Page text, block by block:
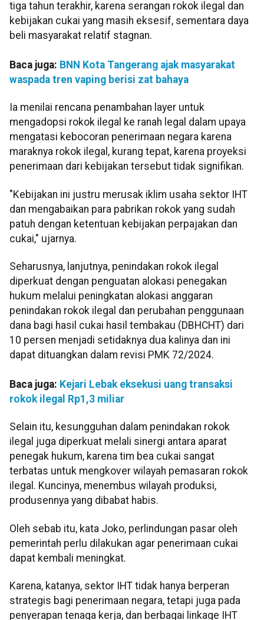
tiga tahun terakhir, karena serangan rokok ilegal dan
kebijakan cukai yang masih eksesif, sementara daya
beli masyarakat relatif stagnan.
Baca juga: BNN Kota Tangerang ajak masyarakat
waspada tren vaping berisi zat bahaya
Ia menilai rencana penambahan layer untuk
mengadopsi rokok ilegal ke ranah legal dalam upaya
mengatasi kebocoran penerimaan negara karena
maraknya rokok ilegal, kurang tepat, karena proyeksi
penerimaan dari kebijakan tersebut tidak signifikan.
"Kebijakan ini justru merusak iklim usaha sektor IHT
dan mengabaikan para pabrikan rokok yang sudah
patuh dengan ketentuan kebijakan perpajakan dan
cukai," ujarnya.
Seharusnya, lanjutnya, penindakan rokok ilegal
diperkuat dengan penguatan alokasi penegakan
hukum melalui peningkatan alokasi anggaran
penindakan rokok ilegal dan perubahan penggunaan
dana bagi hasil cukai hasil tembakau (DBHCHT) dari
10 persen menjadi setidaknya dua kalinya dan ini
dapat dituangkan dalam revisi PMK 72/2024.
Baca juga: Kejari Lebak eksekusi uang transaksi
rokok ilegal Rp1,3 miliar
Selain itu, kesungguhan dalam penindakan rokok
ilegal juga diperkuat melali sinergi antara aparat
penegak hukum, karena tim bea cukai sangat
terbatas untuk mengkover wilayah pemasaran rokok
ilegal. Kuncinya, menembus wilayah produksi,
produsennya yang dibabat habis.
Oleh sebab itu, kata Joko, perlindungan pasar oleh
pemerintah perlu dilakukan agar penerimaan cukai
dapat kembali meningkat.
Karena, katanya, sektor IHT tidak hanya berperan
strategis bagi penerimaan negara, tetapi juga pada
penyerapan tenaga kerja, dan berbagai linkage IHT